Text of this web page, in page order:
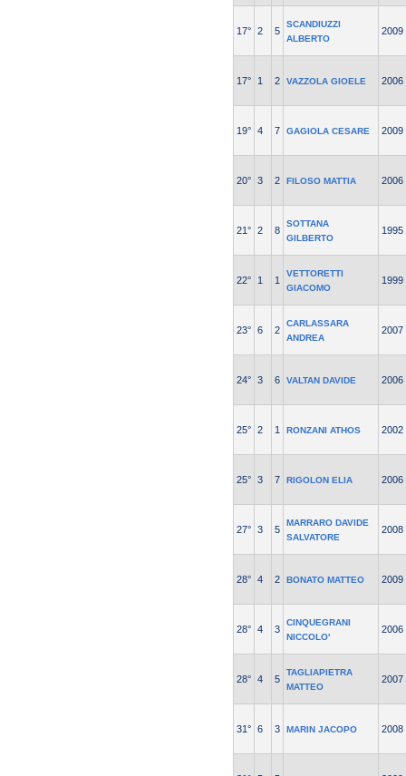
17° 2 5
SCANDIUZZI
ALBERTO
2009
17° 1 2 VAZZOLA GIOELE 2006
19° 4 7 GAGIOLA CESARE 2009
20° 3 2 FILOSO MATTIA 2006
21° 2 8
SOTTANA
GILBERTO
1995
22° 1 1
VETTORETTI
GIACOMO
1999
23° 6 2
CARLASSARA
ANDREA
2007
24° 3 6 VALTAN DAVIDE 2006
25° 2 1 RONZANI ATHOS 2002
25° 3 7 RIGOLON ELIA 2006
27° 3 5
MARRARO DAVIDE
SALVATORE
2008
28° 4 2 BONATO MATTEO 2009
28° 4 3
CINQUEGRANI
NICCOLO'
2006
28° 4 5
TAGLIAPIETRA
MATTEO
2007
31° 6 3 MARIN JACOPO 2008